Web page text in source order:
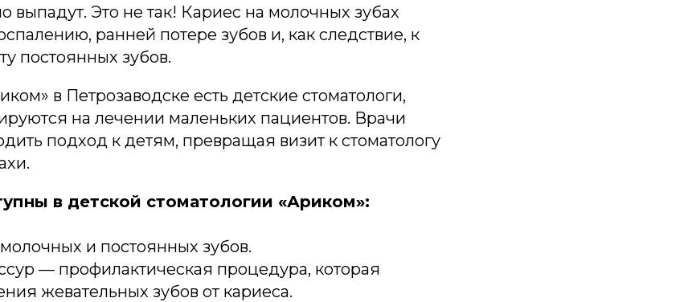
выпадут. Это не так! Кариес на молочных зубах
ранней потере зубов и, как следствие, к
постоянных зубов.
в Петрозаводске есть детские стоматологи,
на лечении маленьких пациентов. Врачи
подход к детям, превращая визит к стоматологу
в детской стоматологии «Ариком»:
и постоянных зубов.
— профилактическая процедура, которая
жевательных зубов от кариеса.